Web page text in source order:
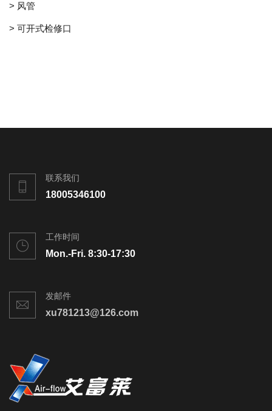
> 风管
> 可开式检修口
联系我们
18005346100
工作时间
Mon.-Fri. 8:30-17:30
发邮件
xu781213@126.com